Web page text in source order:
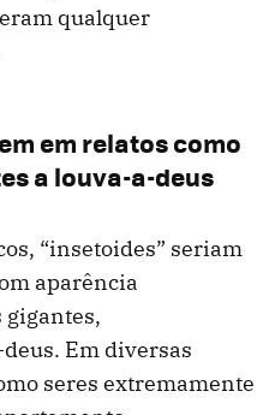
qualquer
em relatos como
a louva-a-deus
“insetoides” seriam
aparência
gigantes,
Em diversas
seres extremamente